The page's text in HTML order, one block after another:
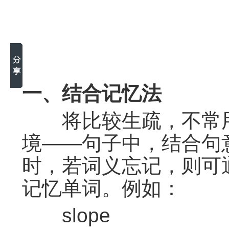
一、结合记忆法
将比较生疏，不常
境——句子中，结合句
时，若词义忘记，则
记忆单词。例如：
slope